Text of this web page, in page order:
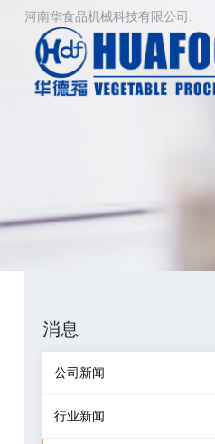
河南华食品机械科技有限公司.
消息
公司新闻
行业新闻